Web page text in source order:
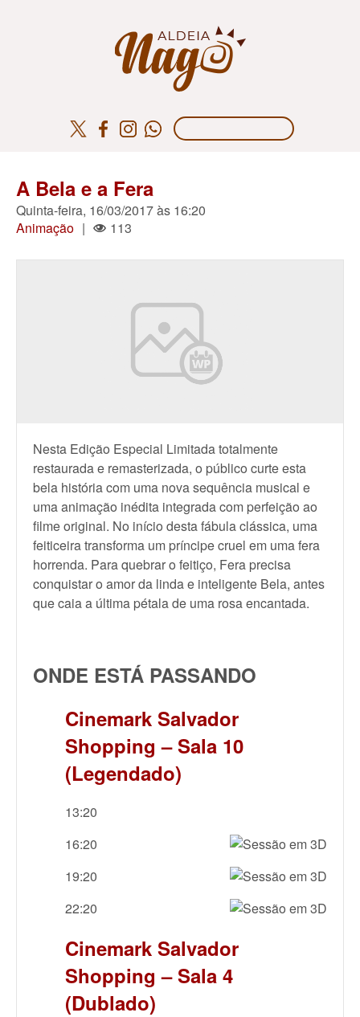
A Bela e a Fera
Quinta-feira, 16/03/2017 às 16:20
Animação | 113
Nesta Edição Especial Limitada totalmente
restaurada e remasterizada, o público curte esta
bela história com uma nova sequência musical e
uma animação inédita integrada com perfeição ao
filme original. No início desta fábula clássica, uma
feiticeira transforma um príncipe cruel em uma fera
horrenda. Para quebrar o feitiço, Fera precisa
conquistar o amor da linda e inteligente Bela, antes
que caia a última pétala de uma rosa encantada.
ONDE ESTÁ PASSANDO
Cinemark Salvador
Shopping – Sala 10
(Legendado)
13:20
16:20
19:20
22:20
Cinemark Salvador
Shopping – Sala 4
(Dublado)